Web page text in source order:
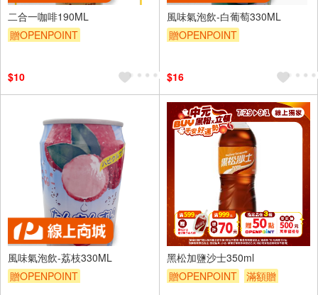
二合一咖啡190ML
贈OPENPOINT
$10
風味氣泡飲-白葡萄330ML
贈OPENPOINT
$16
風味氣泡飲-荔枝330ML
贈OPENPOINT
黑松加鹽沙士350ml
贈OPENPOINT
滿額贈